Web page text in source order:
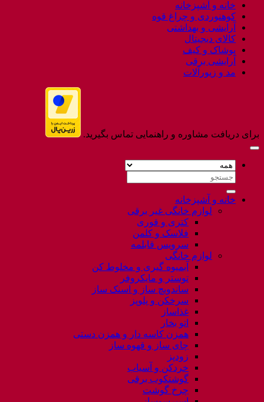
خانه و آشپزخانه
کوهنوردی و چراغ قوه
آرایشی و بهداشتی
کالای دیجیتال
پوشاک و کیف
آرایشی برقی
مد و زیورآلات
برای دریافت مشاوره و راهنمایی تماس بگیرید.
جستجو
خانه و آشپزخانه
لوازم خانگی غیر برقی
کتری و قوری
فلاسک و کلمن
سرویس قابلمه
لوازم خانگی
آبمیوه گیری و مخلوط کن
توستر و مایکروفر
ساندویچ ساز و اسنک ساز
سرخکن و پلوپز
غذاساز
اتو بخار
همزن کاسه دار و همزن دستی
چای ساز و قهوه ساز
زودپز
خردکن و آسیاب
گوشتکوب برقی
چرخ گوشت